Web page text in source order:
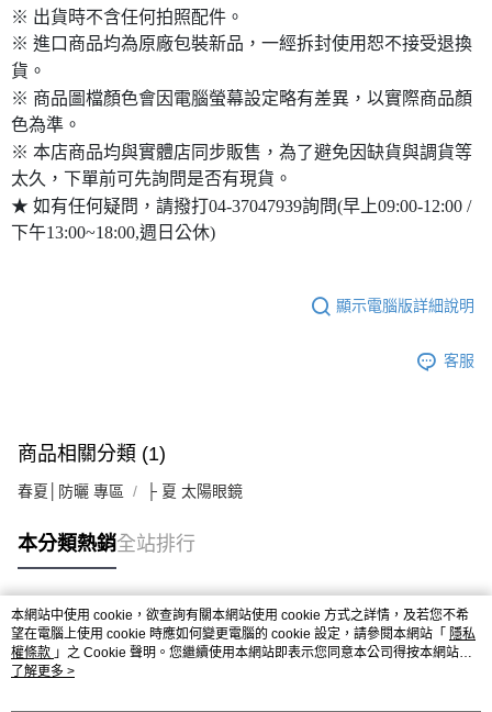
※ 出貨時不含任何拍照配件。
※ 進口商品均為原廠包裝新品，一經拆封使用恕不接受退換
貨。
※ 商品圖檔顏色會因電腦螢幕設定略有差異，以實際商品顏
色為準。
※ 本店商品均與實體店同步販售，為了避免因缺貨與調貨等
太久，下單前可先詢問是否有現貨。
★ 如有任何疑問，請撥打04-37047939詢問(早上09:00-12:00 /
下午13:00~18:00,週日公休)
顯示電腦版詳細說明
客服
商品相關分類 (1)
春夏│防曬 專區 ├ 夏 太陽眼鏡
本分類熱銷全站排行
熱門標籤
本網站中使用 cookie，欲查詢有關本網站使用 cookie 方式之詳情，及若您不希
望在電腦上使用 cookie 時應如何變更電腦的 cookie 設定，請參閱本網站「 隱私
權條款 」之 Cookie 聲明。您繼續使用本網站即表示您同意本公司得按本網站使
用條款之 Cookie 聲明使用 cookie。
了解更多 >